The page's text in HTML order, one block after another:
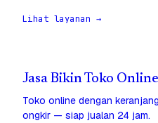
Lihat layanan →
Jasa Bikin Toko
Toko online dengan
ongkir — siap jualan 24 jam.